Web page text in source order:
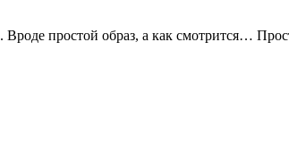
простой образ, а как смотрится…